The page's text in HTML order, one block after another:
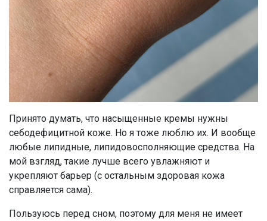
Принято думать, что насыщенные кремы нужны
себодефицитной коже. Но я тоже люблю их. И вообще
любые липидные, липидовосполняющие средства. На
мой взгляд, такие лучше всего увлажняют и
укрепляют барьер (с остальным здоровая кожа
справляется сама).
Пользуюсь перед сном, поэтому для меня не имеет